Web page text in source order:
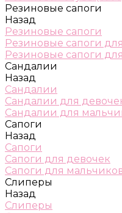
Резиновые сапоги
Назад
Резиновые сапоги
Резиновые сапоги
Резиновые сапоги
Сандалии
Назад
Сандалии
Сандалии для
Сандалии для
Сапоги
Назад
Сапоги
Сапоги для девочек
Сапоги для
Слиперы
Назад
Слиперы